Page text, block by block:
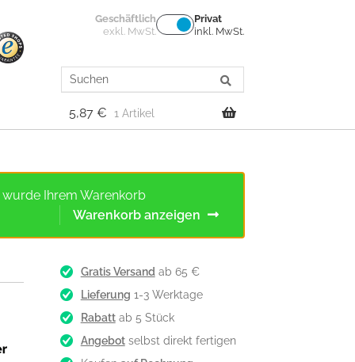
Geschäftlich
exkl. MwSt.
Privat
inkl. MwSt.
Search
for:
5,87 € 1 Artikel
wurde Ihrem Warenkorb
Warenkorb anzeigen
Gratis Versand ab 65 €
Lieferung 1-3 Werktage
Rabattab 5 Stück
Angebotselbst direkt fertigen